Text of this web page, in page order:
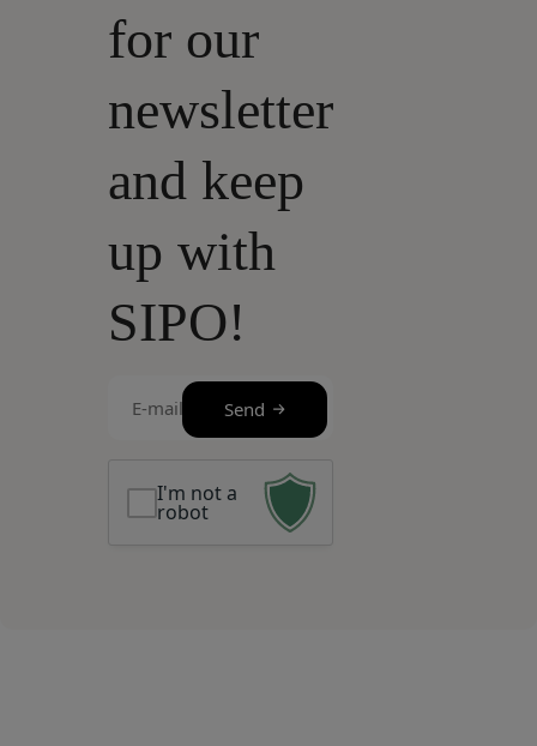
for our
newsletter
and keep
up with
SIPO!
mail
I'm not a
robot
Send